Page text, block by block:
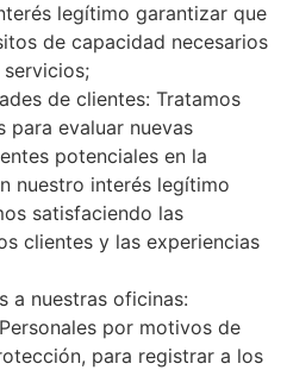
legítimo garantizar que
de capacidad necesarios
de clientes: Tratamos
para evaluar nuevas
potenciales en la
nuestro interés legítimo
satisfaciendo las
clientes y las experiencias
a nuestras oficinas:
por motivos de
para registrar a los